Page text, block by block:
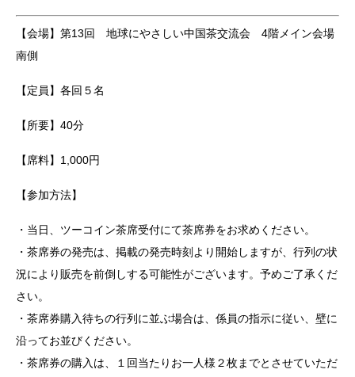
【会場】第13回 地球にやさしい中国茶交流会 4階メイン会場
南側
【定員】各回５名
【所要】40分
【席料】1,000円
【参加方法】
・当日、ツーコイン茶席受付にて茶席券をお求めください。
・茶席券の発売は、掲載の発売時刻より開始しますが、行列の状
況により販売を前倒しする可能性がございます。予めご了承くだ
さい。
・茶席券購入待ちの行列に並ぶ場合は、係員の指示に従い、壁に
沿ってお並びください。
・茶席券の購入は、１回当たりお一人様２枚までとさせていただ